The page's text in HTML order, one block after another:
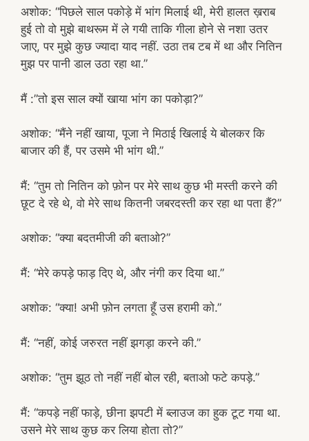
अशोक: “पिछले साल पकोड़े में भांग मिलाई थी, मेरी हालत ख़राब
हुई तो वो मुझे बाथरूम में ले गयी ताकि गीला होने से नशा उतर
जाए, पर मुझे कुछ ज्यादा याद नहीं. उठा तब टब में था और नितिन
मुझ पर पानी डाल उठा रहा था.”
मैं :”तो इस साल क्यों खाया भांग का पकोड़ा?”
अशोक: “मैंने नहीं खाया, पूजा ने मिठाई खिलाई ये बोलकर कि
बाजार की हैं, पर उसमे भी भांग थी.”
मैं: “तुम तो नितिन को फ़ोन पर मेरे साथ कुछ भी मस्ती करने की
छूट दे रहे थे, वो मेरे साथ कितनी जबरदस्ती कर रहा था पता हैं?”
अशोक: “क्या बदतमीजी की बताओ?”
मैं: “मेरे कपड़े फाड़ दिए थे, और नंगी कर दिया था.”
अशोक: “क्या! अभी फ़ोन लगता हूँ उस हरामी को.”
मैं: “नहीं, कोई जरुरत नहीं झगड़ा करने की.”
अशोक: “तुम झूठ तो नहीं नहीं बोल रही, बताओ फटे कपड़े.”
मैं: “कपड़े नहीं फाड़े, छीना झपटी में ब्लाउज का हुक टूट गया था.
उसने मेरे साथ कुछ कर लिया होता तो?”